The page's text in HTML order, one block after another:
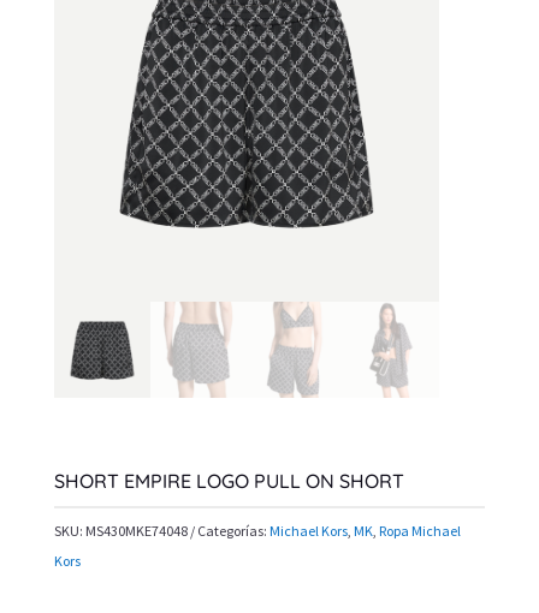
SHORT EMPIRE LOGO PULL ON SHORT
SKU: MS430MKE74048 Categorías: Michael Kors, MK, Ropa Michael
Kors